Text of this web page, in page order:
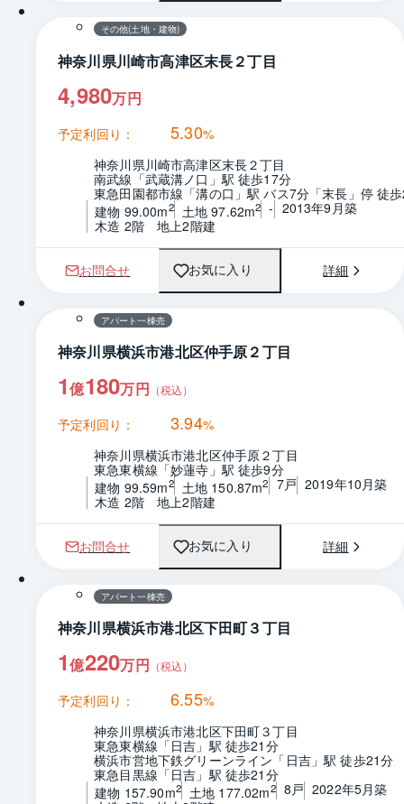
その他(土地・建物)
神奈川県川崎市高津区末長２丁目
4,980万円
予定利回り： 5.30%
神奈川県川崎市高津区末長２丁目
南武線「武蔵溝ノ口」駅 徒歩17分
東急田園都市線「溝の口」駅 バス7分「末長」停 徒
建物 99.00m2 土地 97.62m2 - 2013年9月築
木造 2階　地上2階建
お問合せ お気に入り 詳細
1 / 0
アパート一棟売
神奈川県横浜市港北区仲手原２丁目
1億180万円 （税込）
予定利回り： 3.94%
神奈川県横浜市港北区仲手原２丁目
東急東横線「妙蓮寺」駅 徒歩9分
建物 99.59m2 土地 150.87m2 7戸 2019年10月築
木造 2階　地上2階建
お問合せ お気に入り 詳細
1 / 0 間取り
アパート一棟売
神奈川県横浜市港北区下田町３丁目
1億220万円 （税込）
予定利回り： 6.55%
神奈川県横浜市港北区下田町３丁目
東急東横線「日吉」駅 徒歩21分
横浜市営地下鉄グリーンライン「日吉」駅 徒歩21分
東急目黒線「日吉」駅 徒歩21分
建物 157.90m2 土地 177.02m2 8戸 2022年5月築